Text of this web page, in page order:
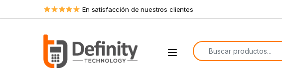
Skip to navigation
Skip to content En satisfacción de nuestros clientes
Open
Search for: